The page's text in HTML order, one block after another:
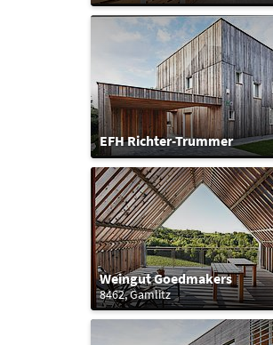
EFH Richter-Trummer
Weingut Goedmakers
8462, Gamlitz